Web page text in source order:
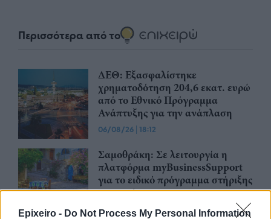
Epixeiro - Do Not Process My Personal Information
Περισσότερα από το
ΔΕΘ: Εξασφαλίστηκε
χρηματοδότηση 204,6 εκατ. ευρώ
από το Εθνικό Πρόγραμμα
Ανάπτυξης για την ανάπλαση
06/08/26 | 18:12
Σαμοθράκη: Σε λειτουργία η
πλατφόρμα myBusinessSupport
για το ειδικό πρόγραμμα στήριξης
επιχειρήσεων
06/08/26 18:07